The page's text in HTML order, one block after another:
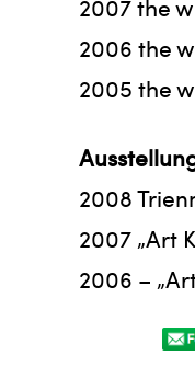
2007 the
2006 the
2005 the
2008
2007 „Art
2006 –